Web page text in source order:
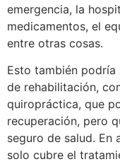
emergencia, la
medicamentos, el
entre otras cosas.
Esto también
de rehabilitación,
quiropráctica, que
recuperación, pero
seguro de salud. En
solo cubre el